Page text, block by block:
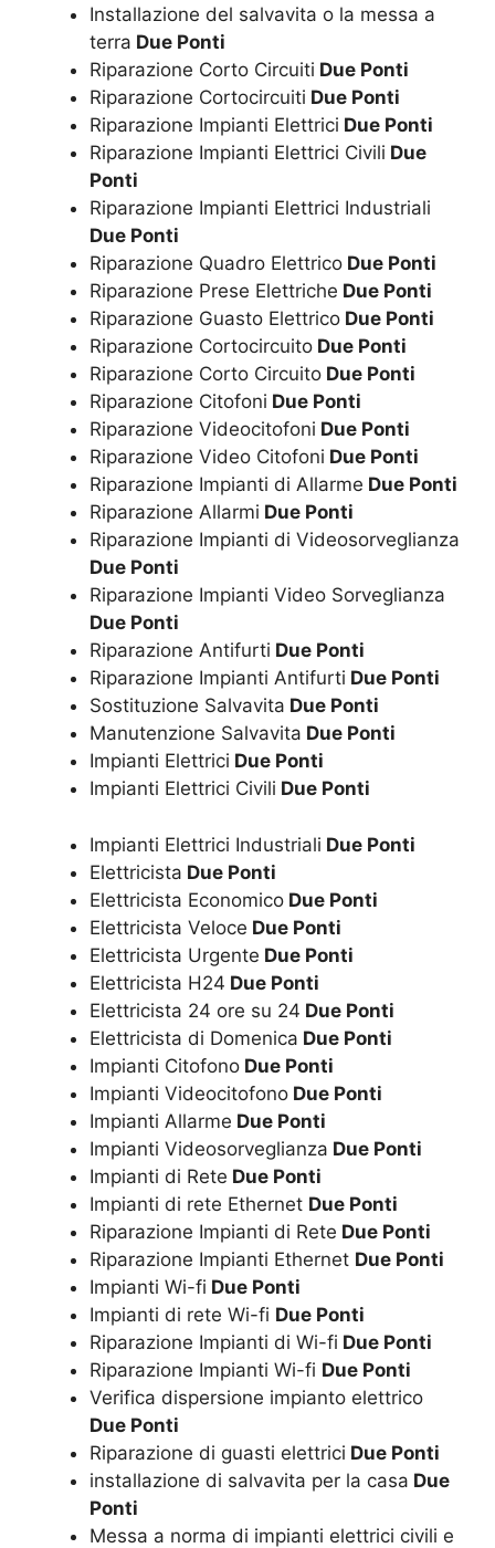
Installazione del salvavita o la messa a
terra Due Ponti
Riparazione Corto Circuiti Due Ponti
Riparazione Cortocircuiti Due Ponti
Riparazione Impianti Elettrici Due Ponti
Riparazione Impianti Elettrici Civili Due
Ponti
Riparazione Impianti Elettrici Industriali
Due Ponti
Riparazione Quadro Elettrico Due Ponti
Riparazione Prese Elettriche Due Ponti
Riparazione Guasto Elettrico Due Ponti
Riparazione Cortocircuito Due Ponti
Riparazione Corto Circuito Due Ponti
Riparazione Citofoni Due Ponti
Riparazione Videocitofoni Due Ponti
Riparazione Video Citofoni Due Ponti
Riparazione Impianti di Allarme Due Ponti
Riparazione Allarmi Due Ponti
Riparazione Impianti di Videosorveglianza
Due Ponti
Riparazione Impianti Video Sorveglianza
Due Ponti
Riparazione Antifurti Due Ponti
Riparazione Impianti Antifurti Due Ponti
Sostituzione Salvavita Due Ponti
Manutenzione Salvavita Due Ponti
Impianti Elettrici Due Ponti
Impianti Elettrici Civili Due Ponti
Impianti Elettrici Industriali Due Ponti
Elettricista Due Ponti
Elettricista Economico Due Ponti
Elettricista Veloce Due Ponti
Elettricista Urgente Due Ponti
Elettricista H24 Due Ponti
Elettricista 24 ore su 24 Due Ponti
Elettricista di Domenica Due Ponti
Impianti Citofono Due Ponti
Impianti Videocitofono Due Ponti
Impianti Allarme Due Ponti
Impianti Videosorveglianza Due Ponti
Impianti di Rete Due Ponti
Impianti di rete Ethernet Due Ponti
Riparazione Impianti di Rete Due Ponti
Riparazione Impianti Ethernet Due Ponti
Impianti Wi-fi Due Ponti
Impianti di rete Wi-fi Due Ponti
Riparazione Impianti di Wi-fi Due Ponti
Riparazione Impianti Wi-fi Due Ponti
Verifica dispersione impianto elettrico
Due Ponti
Riparazione di guasti elettrici Due Ponti
installazione di salvavita per la casa Due
Ponti
Messa a norma di impianti elettrici civili e